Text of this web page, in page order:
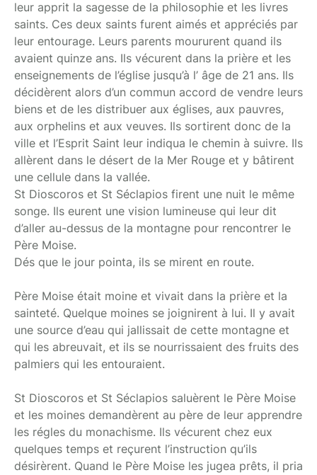
leur apprit la sagesse de la philosophie et les livres
saints. Ces deux saints furent aimés et appréciés par
leur entourage. Leurs parents moururent quand ils
avaient quinze ans. Ils vécurent dans la prière et les
enseignements de l’église jusqu’à l’ âge de 21 ans. Ils
décidèrent alors d’un commun accord de vendre leurs
biens et de les distribuer aux églises, aux pauvres,
aux orphelins et aux veuves. Ils sortirent donc de la
ville et l’Esprit Saint leur indiqua le chemin à suivre. Ils
allèrent dans le désert de la Mer Rouge et y bâtirent
une cellule dans la vallée.
St Dioscoros et St Séclapios firent une nuit le même
songe. Ils eurent une vision lumineuse qui leur dit
d’aller au-dessus de la montagne pour rencontrer le
Père Moise.
Dés que le jour pointa, ils se mirent en route.
Père Moise était moine et vivait dans la prière et la
sainteté. Quelque moines se joignirent à lui. Il y avait
une source d’eau qui jallissait de cette montagne et
qui les abreuvait, et ils se nourrissaient des fruits des
palmiers qui les entouraient.
St Dioscoros et St Séclapios saluèrent le Père Moise
et les moines demandèrent au père de leur apprendre
les régles du monachisme. Ils vécurent chez eux
quelques temps et reçurent l’instruction qu’ils
désirèrent. Quand le Père Moise les jugea prêts, il pria